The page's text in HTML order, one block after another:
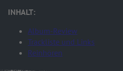
INHALT:
Album-Review
Trackliste und Links
Reinhören